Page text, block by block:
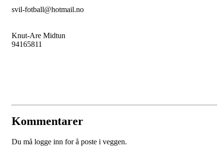
svil-fotball@hotmail.no
Knut-Are Midtun
94165811
Kommentarer
Du må logge inn for å poste i veggen.